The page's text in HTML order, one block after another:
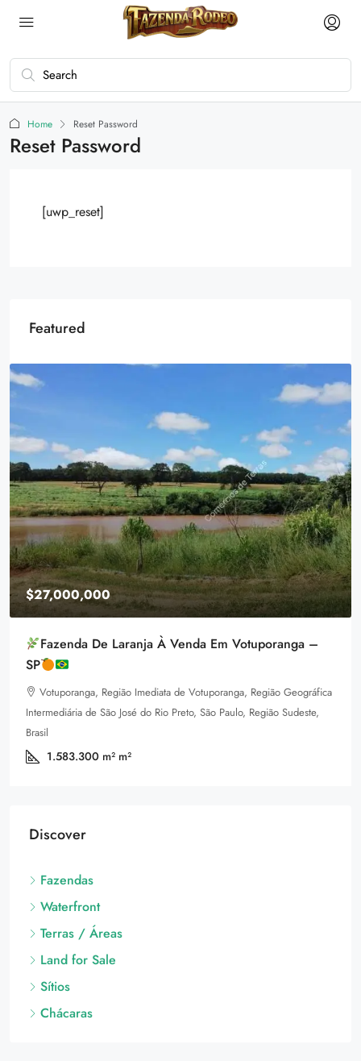
Home Reset Password
Reset Password
[uwp_reset]
Featured
$27,000,000
Fazenda De Laranja À Venda Em Votuporanga –
SP
Votuporanga, Região Imediata de Votuporanga, Região Geográfica
Intermediária de São José do Rio Preto, São Paulo, Região Sudeste,
Brasil
1.583.300 m² m²
Discover
Fazendas
Waterfront
Terras / Áreas
Land for Sale
Sítios
Chácaras